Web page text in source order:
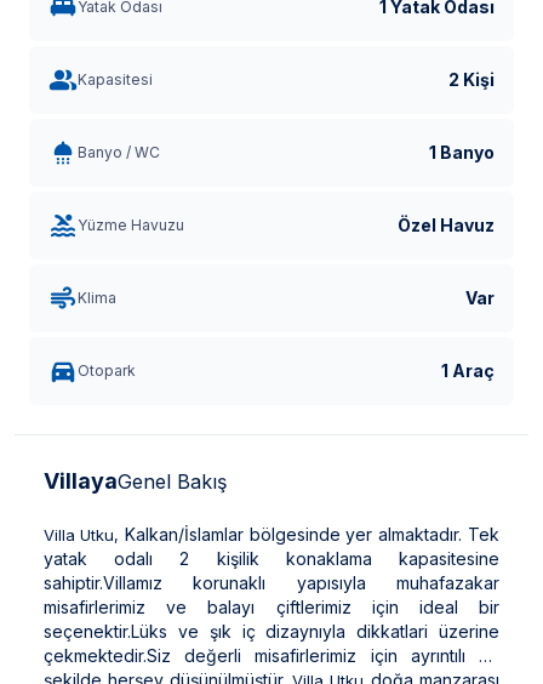
Yatak Odası 1 Yatak Odası
Kapasitesi 2 Kişi
Banyo / WC 1 Banyo
Yüzme Havuzu Özel Havuz
Klima Var
Otopark 1 Araç
VillayaGenel Bakış
Villa Utku, Kalkan/İslamlar bölgesinde yer almaktadır. Tek
yatak odalı 2 kişilik konaklama kapasitesine
sahiptir.Villamız korunaklı yapısıyla muhafazakar
misafirlerimiz ve balayı çiftlerimiz için ideal bir
seçenektir.Lüks ve şık iç dizaynıyla dikkatlari üzerine
çekmektedir.Siz değerli misafirlerimiz için ayrıntılı bir
şekilde herşey düşünülmüştür.
doğa manzarası